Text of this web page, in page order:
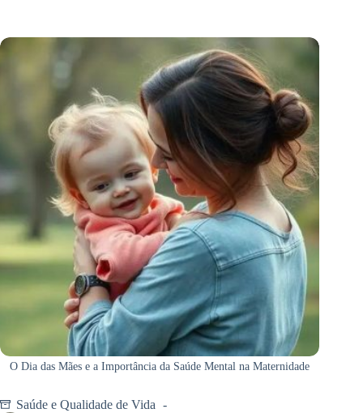
O Dia das Mães e a Importância da Saúde Mental na Maternidade
Saúde e Qualidade de Vida